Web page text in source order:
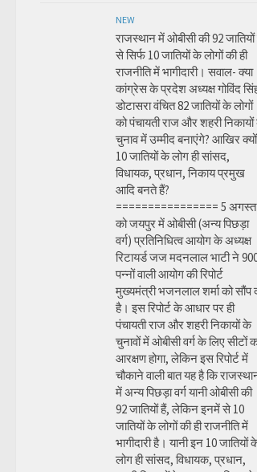
NEW
राजस्थान में ओबीसी की 92
से सिर्फ 10 जातियों के लोगों की ही
राजनीति में भागीदारी। सवाल- क्या
कांग्रेस के प्रदेश अध्यक्ष गोविंद
डोटासरा वंचित 82 जातियों के लोगों
को पंचायती राज और शहरी
चुनाव में उम्मीद बनाएंगे? आखिर क्यों
10 जातियों के लोग ही सांसद,
विधायक, प्रधान, निकाय प्रमुख
आदि बनते हैं?
================ 5 अगस्त
को जयपुर में ओबीसी (अन्य पिछड़ा
वर्ग) प्रतिनिधित्व आयोग के अध्यक्ष
रिटायर्ड जज मदनलाल भाटी ने
पन्नों वाली आयोग की रिपोर्ट
मुख्यमंत्री भजनलाल शर्मा को सौंप
है। इस रिपोर्ट के आधार पर ही
पंचायती राज और शहरी निकायों के
चुनावों में ओबीसी वर्ग के लिए सीटों
आरक्षण होगा, लेकिन इस रिपोर्ट में
चौकाने वाली बात यह है कि
में अन्य पिछड़ा वर्ग यानी ओबीसी की
92 जातियों हैं, लेकिन इनमें से 10
जातियों के लोगों की ही राजनीति में
भागीदारी है। यानी इन 10 जातियों
लोग ही सांसद, विधायक, प्रधान,